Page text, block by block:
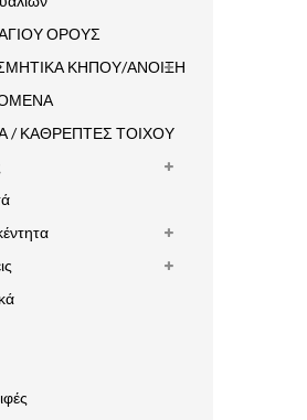
ΟΡΟΥΣ
ΚΗΠΟΥ/ΑΝΟΙΞΗ
/ ΚΑΘΡΕΠΤΕΣ ΤΟΙΧΟΥ